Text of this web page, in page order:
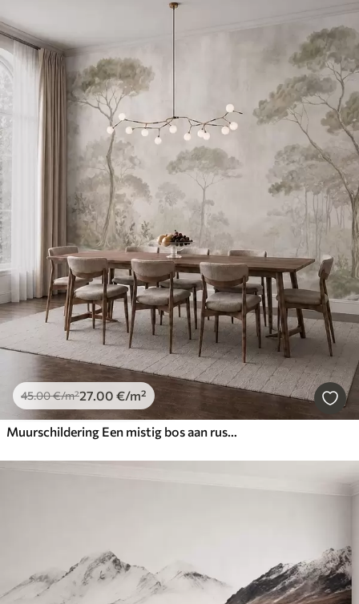
45.00€/m²27.00 €/m²
Muurschildering Een mistig bos aan rustig water in zachte, natuurlijke pasteltinten